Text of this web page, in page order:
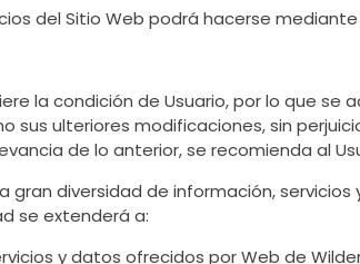
del Sitio Web podrá hacerse
la condición de Usuario, por lo que
sus ulteriores modificaciones, sin
de lo anterior, se recomienda al
gran diversidad de información,
se extenderá a:
y datos ofrecidos por Web de